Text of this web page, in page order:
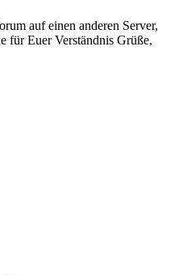
auf einen anderen Server,
für Euer Verständnis Grüße,